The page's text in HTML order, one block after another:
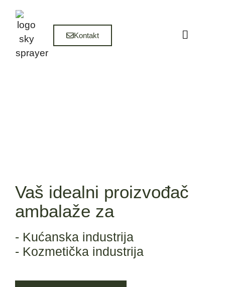
Kontakt
Vaš idealni proizvođač
ambalaže za
- Kućanska industrija
- Kozmetička industrija